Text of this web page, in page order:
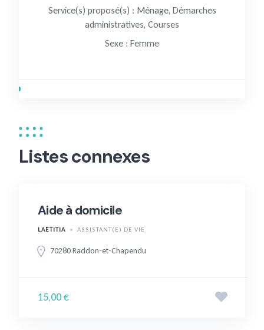
Service(s) proposé(s) : Ménage, Démarches
administratives, Courses
Sexe : Femme
Listes connexes
Aide à domicile
LAËTITIA ASSISTANT(E) DE VIE
70280 Raddon-et-Chapendu
15,00 €